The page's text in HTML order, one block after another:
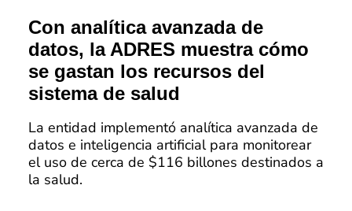
Con analítica avanzada de
datos, la ADRES muestra cómo
se gastan los recursos del
sistema de salud
La entidad implementó analítica avanzada de
datos e inteligencia artificial para monitorear
el uso de cerca de $116 billones destinados a
la salud.